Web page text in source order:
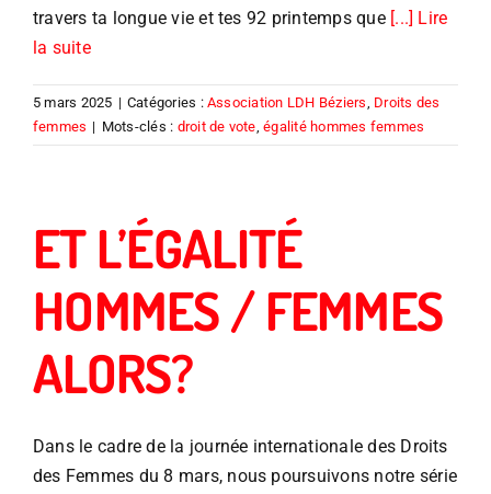
travers ta longue vie et tes 92 printemps que [...] Lire
la suite
5 mars 2025 | Catégories :Association LDH Béziers, Droits des
femmes | Mots-clés : droit de vote,égalité hommes femmes
ET L’ÉGALITÉ
HOMMES / FEMMES
ALORS?
Dans le cadre de la journée internationale des Droits
des Femmes du 8 mars, nous poursuivons notre série